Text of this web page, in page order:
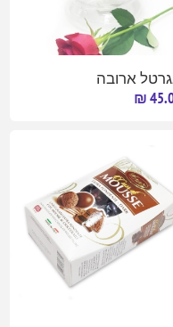
ארובה